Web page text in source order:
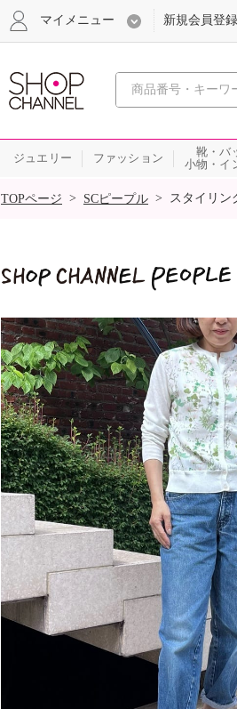
心おどる
マイメニュー 新規会員登録
ジュエリー ファッション
靴・バ
小物・イ
SALE
TOPページ > SCピープル > スタイリン